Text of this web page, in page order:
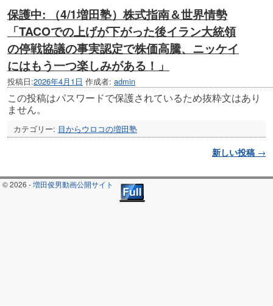
保護中: （4/1増田塾）株式指南＆世界情勢
「TACOでの上げが下がった後イラン大統領
の停戦協議の事実認定で株価高騰、ニッケイ
にはもう一つ楽しみがある！」
投稿日:2026年4月1日 作成者: admin
この投稿はパスワードで保護されているため抜粋文はあり
ません。
カテゴリー: 目からウロコの増田塾
新しい投稿 →
© 2026 -増田俊男動画公開サイト